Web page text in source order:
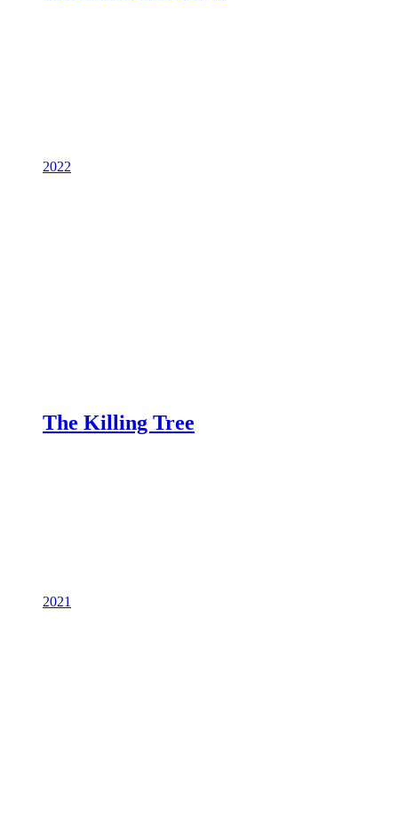
2022
The Killing Tree
2021